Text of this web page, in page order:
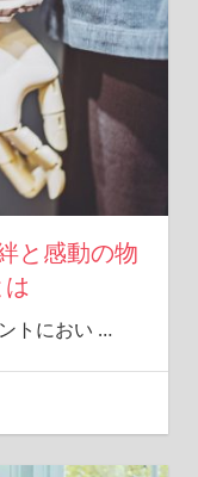
と感動の物
トにおい …